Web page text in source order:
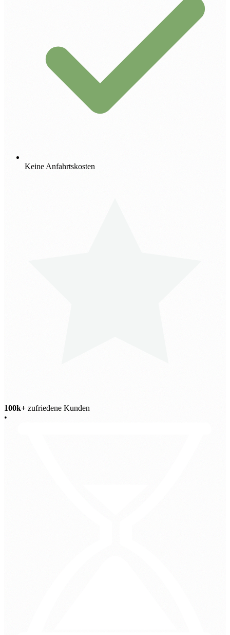
Keine Anfahrtskosten
100k+ zufriedene Kunden
•